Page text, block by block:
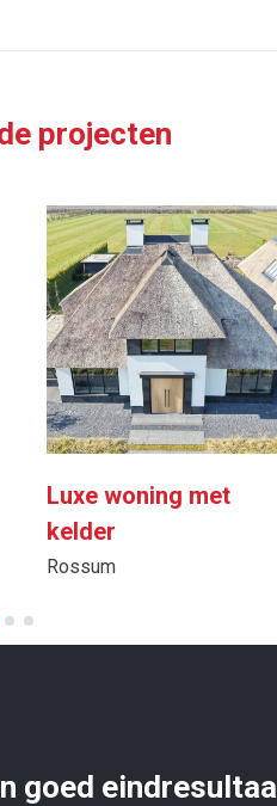
projecten
Luxe woning met
kelder
Rossum
goed